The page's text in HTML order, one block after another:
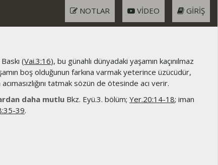
GIRIŞ
VIDEO
NOTLAR
Baskı (Vai.3:16), bu günahlı dünyadaki yaşamın kaçınılmaz
boş olduğunun farkına varmak yeterince üzücüdür,
acımasızlığını tatmak sözün de ötesinde acı verir.
daha mutlu Bkz. Eyü.3. bölüm; Yer.20:14-18; iman
39.